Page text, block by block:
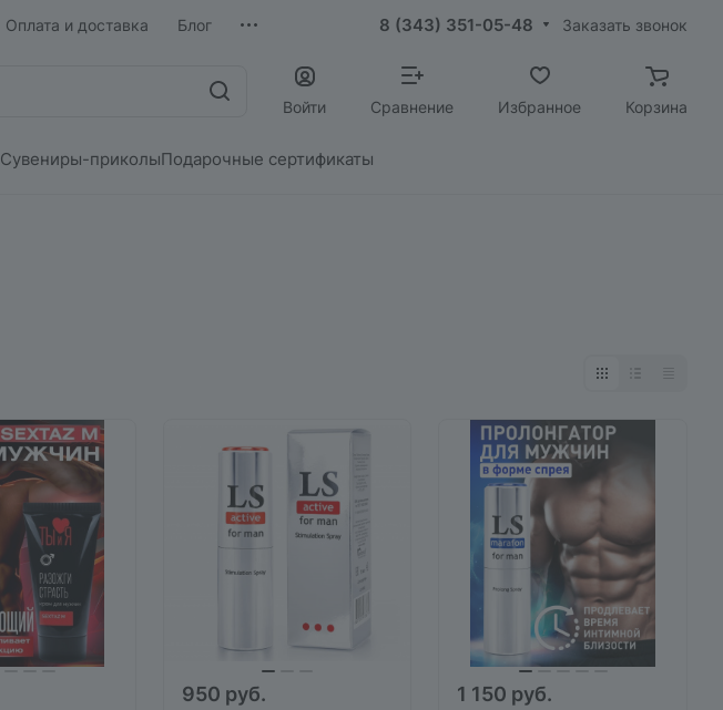
Оплата и доставка Блог 8 (343) 351-05-48 Заказать звонок
Войти Сравнение Избранное Корзина
Сувениры-приколыПодарочные сертификаты
950 руб. 1 150 руб.